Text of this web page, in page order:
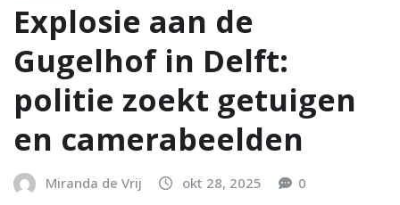
Explosie aan de
Gugelhof in Delft:
politie zoekt getuigen
en camerabeelden
Miranda de Vrij okt 28, 2025 0